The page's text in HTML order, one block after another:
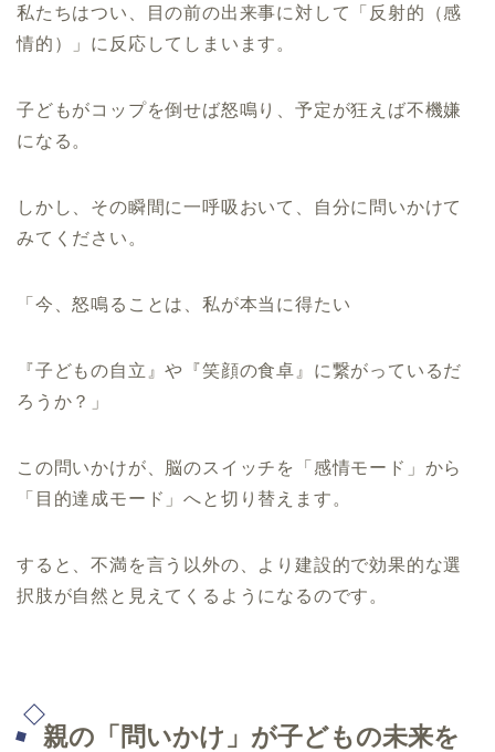
私たちはつい、目の前の出来事に対して「反射的（感
情的）」に反応してしまいます。
子どもがコップを倒せば怒鳴り、予定が狂えば不機嫌
になる。
しかし、その瞬間に一呼吸おいて、自分に問いかけて
みてください。
「今、怒鳴ることは、私が本当に得たい
『子どもの自立』や『笑顔の食卓』に繋がっているだ
ろうか？」
この問いかけが、脳のスイッチを「感情モード」から
「目的達成モード」へと切り替えます。
すると、不満を言う以外の、より建設的で効果的な選
択肢が自然と見えてくるようになるのです。
親の「問いかけ」が子どもの未来を